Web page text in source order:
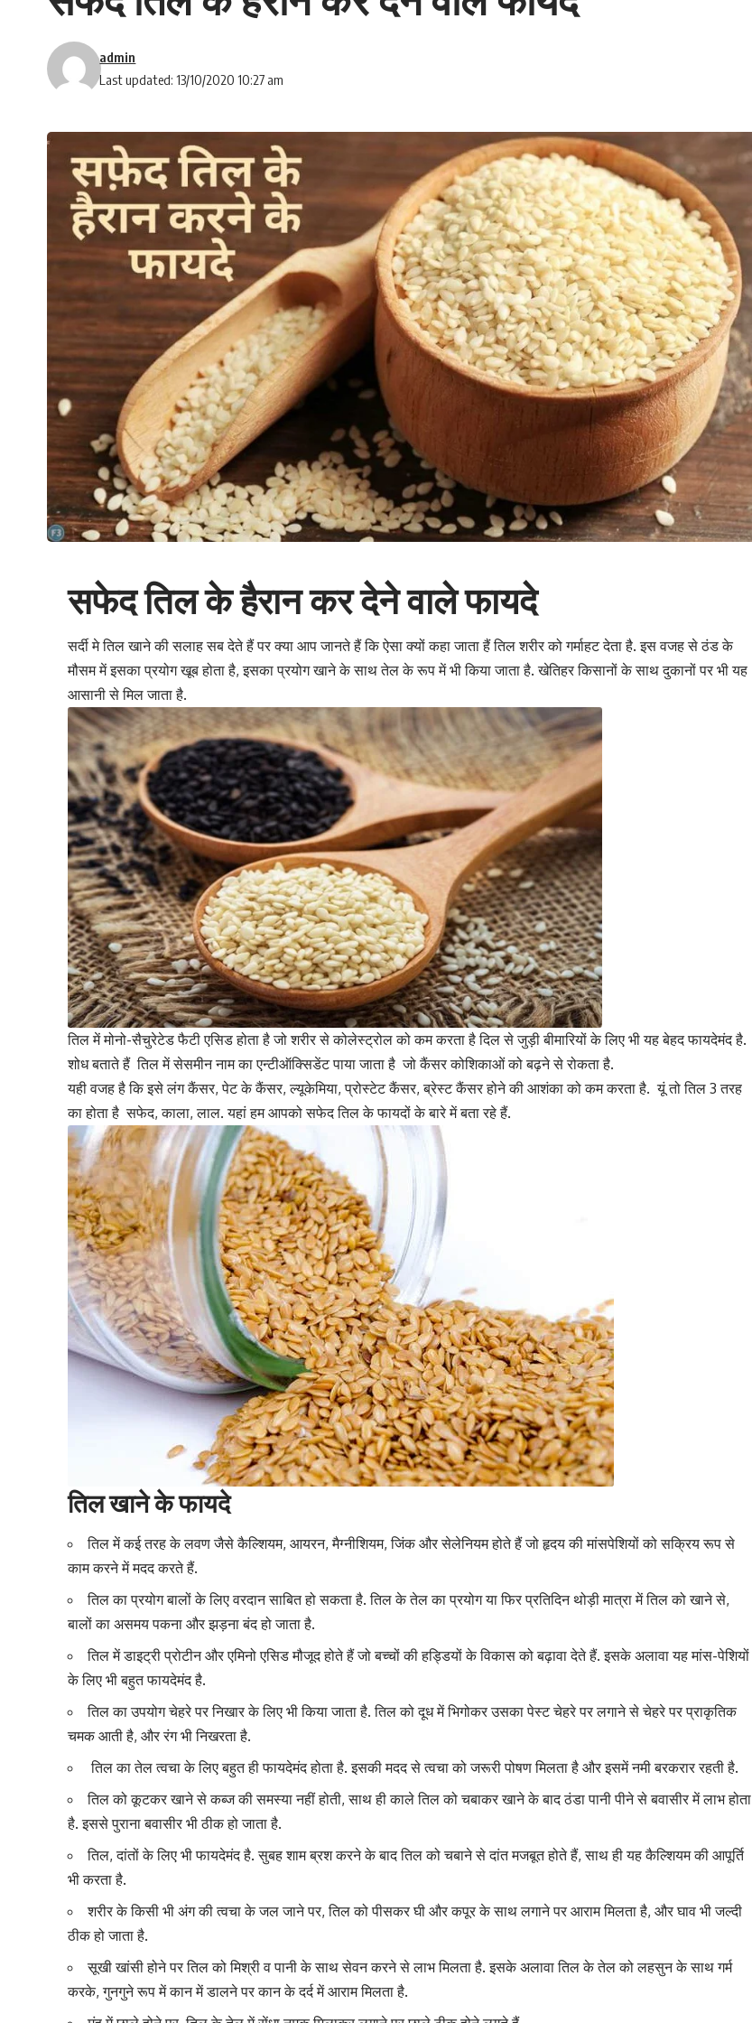
Last updated: 13/10/2020 10:27 am
admin
सफेद तिल के हैरान कर देने वाले फायदे
सर्दी मेतिलखाने की सलाह सब देते हैं पर क्या आप जानते हैं कि ऐसा क्यों कहा जाता हैं तिल शरीर को गर्माहट देता है. इस वजह से ठंड के
मौसम में इसका प्रयोग खूब होता है, इसका प्रयोग खाने के साथ तेल के रूप में भी किया जाता है. खेतिहर किसानों के साथ दुकानों पर भी यह
आसानी से मिल जाता है.
तिल में मोनो-सैचुरेटेड फैटी एसिड होता है जो शरीर से कोलेस्ट्रोल को कम करता है दिल से जुड़ी बीमारियों के लिए भी यह बेहद फायदेमंद है.
शोध बताते हैं तिल में सेसमीन नाम का एन्टीऑक्सिडेंट पाया जाता है जोकैंसरकोशिकाओं को बढ़ने से रोकता है.
यही वजह है कि इसे लंग कैंसर, पेट के कैंसर, ल्यूकेमिया, प्रोस्टेट कैंसर, ब्रेस्ट कैंसर होने की आशंका को कम करता है. यूं तो तिल 3 तरह
का होता है सफेद, काला, लाल. यहां हम आपको सफेद तिल के फायदों के बारे में बता रहे हैं.
तिल खाने के फायदे
तिल में कई तरह के लवण जैसे कैल्श‍ियम, आयरन, मैग्नीशियम, जिंक और सेलेनियम होते हैं जो हृदय की मांसपेशि‍यों को सक्रिय रूप से
काम करने में मदद करते हैं.
तिल का प्रयोगबालोंके लिए वरदान साबित हो सकता है. तिल के तेल का प्रयोग या फिर प्रतिदिन थोड़ी मात्रा में तिल को खाने से,
बालों का असमय पकना और झड़ना बंद हो जाता है.
तिल में डाइट्री प्रोटीन और एमिनो एसिड मौजूद होते हैं जो बच्चों की हड्डियों के विकास को बढ़ावा देते हैं. इसके अलावा यह मांस-पेशियों
के लिए भी बहुत फायदेमंद है.
तिल का उपयोग चेहरे पर निखार के लिए भी किया जाता है. तिल कोदूधमें भिगोकर उसका पेस्ट चेहरे पर लगाने से चेहरे पर प्राकृतिक
चमक आती है, और रंग भी निखरता है.
तिल का तेल त्वचा के लिए बहुत ही फायदेमंद होता है. इसकी मदद से त्वचा को जरूरी पोषण मिलता है और इसमें नमी बरकरार रहती है.
तिल को कूटकर खाने से कब्ज की समस्या नहीं होती, साथ ही काले तिल को चबाकर खाने के बाद ठंडा पानी पीने से बवासीर में लाभ होता
है. इससे पुराना बवासीर भी ठीक हो जाता है.
तिल, दांतों के लिए भी फायदेमंद है. सुबह शाम ब्रश करने के बाद तिल को चबाने से दांत मजबूत होते हैं, साथ ही यह कैल्शियम की आपूर्ति
भी करता है.
शरीर के किसी भी अंग की त्वचा के जल जाने पर, तिल को पीसकर घी और कपूर के साथ लगाने पर आराम मिलता है, और घाव भी जल्दी
ठीक हो जाता है.
सूखीखांसीहोने पर तिल को मिश्री व पानी के साथ सेवन करने से लाभ मिलता है. इसके अलावा तिल के तेल को लहसुन के साथ गर्म
करके, गुनगुने रूप में कान में डालने पर कान के दर्द में आराम मिलता है.